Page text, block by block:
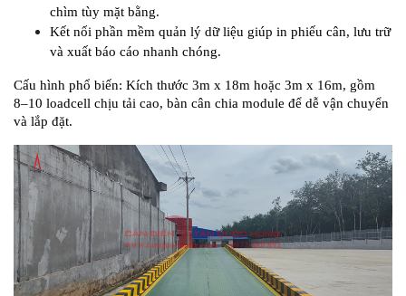
chìm tùy mặt bằng.
Kết nối phần mềm quản lý dữ liệu giúp in phiếu cân, lưu trữ
và xuất báo cáo nhanh chóng.
Cấu hình phổ biến: Kích thước 3m x 18m hoặc 3m x 16m, gồm
8–10 loadcell chịu tải cao, bàn cân chia module để dễ vận chuyển
và lắp đặt.